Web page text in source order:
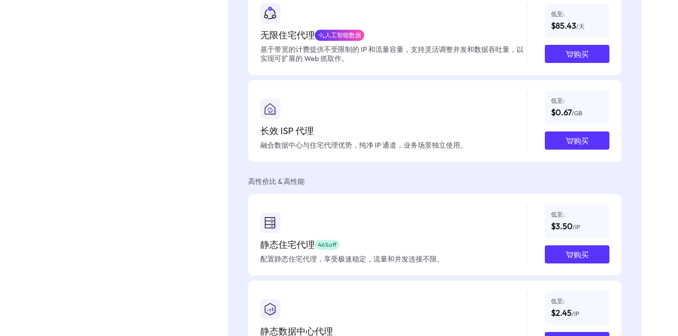
无限住宅代理 人工智能数据
基于带宽的计费提供不受限制的 IP 和流量容量，支持灵活调整并发和数据吞吐量，以
实现可扩展的 Web 抓取作。
低至:
$85.43/天
购买
长效 ISP 代理
融合数据中心与住宅代理优势，纯净 IP 通道，业务场景独立使用。
低至:
$0.67/GB
购买
高性价比 & 高性能
静态住宅代理 46%off
配置静态住宅代理，享受极速稳定，流量和并发连接不限。
低至:
$3.50/IP
购买
静态数据中心代理
低至:
$2.45/IP